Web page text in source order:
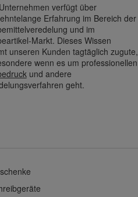
verfügt über
Erfahrung im Bereich der
und im
Markt. Dieses Wissen
unseren Kunden tagtäglich zugute,
wenn es um professionellen
und andere
geht.